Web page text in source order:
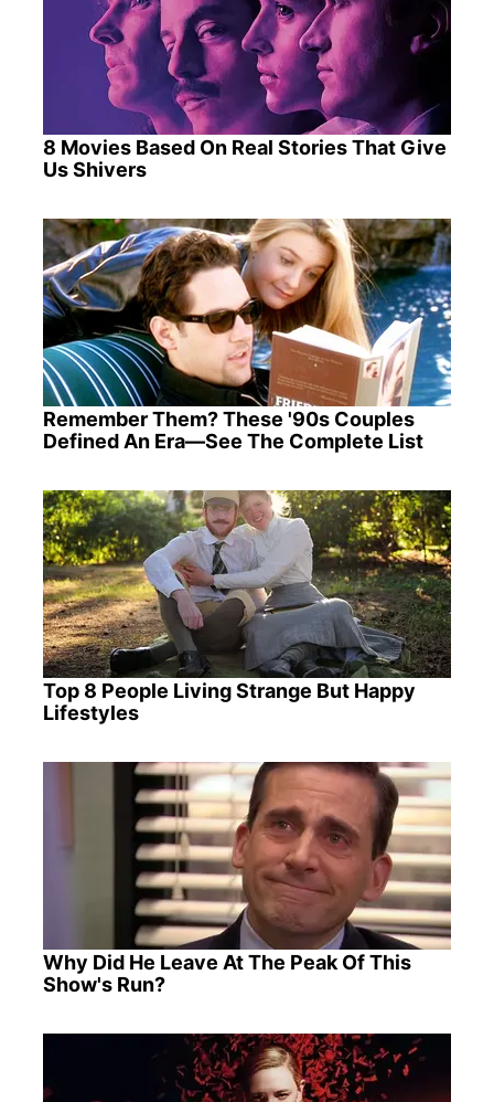
8 Movies Based On Real Stories That Give
Us Shivers
Remember Them? These '90s Couples
Defined An Era—See The Complete List
Top 8 People Living Strange But Happy
Lifestyles
Why Did He Leave At The Peak Of This
Show's Run?